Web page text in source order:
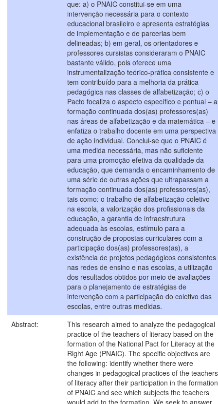
que: a) o PNAIC constitui-se em uma
intervenção necessária para o contexto
educacional brasileiro e apresenta estratégias
de implementação e de parcerias bem
delineadas; b) em geral, os orientadores e
professores cursistas consideraram o PNAIC
bastante válido, pois oferece uma
instrumentalização teórico-prática consistente e
tem contribuído para a melhoria da prática
pedagógica nas classes de alfabetização; c) o
Pacto focaliza o aspecto específico e pontual – a
formação continuada dos(as) professores(as)
nas áreas de alfabetização e da matemática – e
enfatiza o trabalho docente em uma perspectiva
de ação individual. Conclui-se que o PNAIC é
uma medida necessária, mas não suficiente
para uma promoção efetiva da qualidade da
educação, que demanda o encaminhamento de
uma série de outras ações que ultrapassam a
formação continuada dos(as) professores(as),
tais como: o trabalho de alfabetização coletivo
na escola, a valorização dos profissionais da
educação, a garantia de infraestrutura
adequada às escolas, estímulo para a
construção de propostas curriculares com a
participação dos(as) professores(as), a
existência de projetos pedagógicos consistentes
nas redes de ensino e nas escolas, a utilização
dos resultados obtidos por meio de avaliações
para o planejamento de estratégias de
intervenção com a participação do coletivo das
escolas, entre outras medidas.
Abstract:
This research aimed to analyze the pedagogical
practice of the teachers of literacy based on the
formation of the National Pact for Literacy at the
Right Age (PNAIC). The specific objectives are
the following: identify whether there were
changes in pedagogical practices of the teachers
of literacy after their participation in the formation
of PNAIC and see which subjects the teachers